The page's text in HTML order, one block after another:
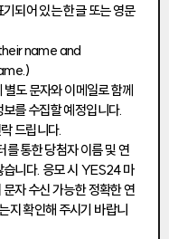
되어 있는 한글 또는 영문
name and
도 문자와 이메일로 함께
를 수집할 예정입니다.
드립니다.
통한 당첨자 이름 및 연
습니다. 응모 시 YES24 마
자 수신 가능한 정확한 연
지 확인해 주시기 바랍니